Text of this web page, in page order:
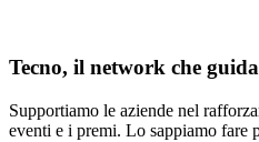
Tecno, il network che
Supportiamo le aziende nel
eventi e i premi. Lo sappiamo fare